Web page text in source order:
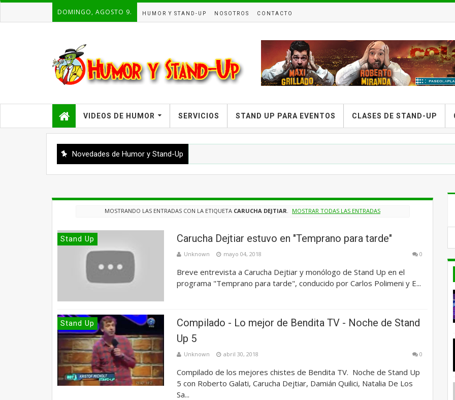
DOMINGO, AGOSTO 9. HUMOR Y STAND-UP NOSOTROS CONTACTO
VIDEOS DE HUMOR SERVICIOS STAND UP PARA EVENTOS CLASES DE STAND-UP
Novedades de Humor y Stand-Up
MOSTRANDO LAS ENTRADAS CON LA ETIQUETA CARUCHA DEJTIAR. MOSTRAR TODAS LAS ENTRADAS
Stand Up Carucha Dejtiar estuvo en "Temprano para tarde"
Unknown mayo 04, 2018 0
Breve entrevista a Carucha Dejtiar y monólogo de Stand Up en el
programa "Temprano para tarde", conducido por Carlos Polimeni y E...
Stand Up
Compilado - Lo mejor de Bendita TV - Noche de Stand
Up 5
Unknown abril 30, 2018 0
Compilado de los mejores chistes de Bendita TV. Noche de Stand Up
5 con Roberto Galati, Carucha Dejtiar, Damián Quilici, Natalia De Los
Sa...